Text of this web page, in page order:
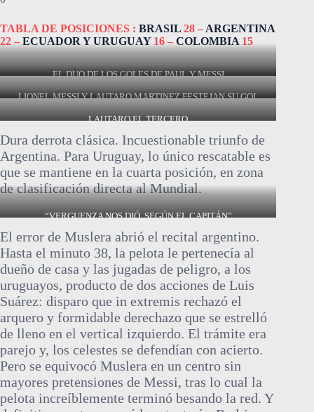
TABLA DE POSICIONES : BRASIL 28 – ARGENTINA
22 – ECUADOR Y URUGUAY16 – COLOMBIA 15
EL DUO DE LOS GOLES DE PAUL Y MESSI
LIONEL MESSI Y LAUTARO MARTINEZ FESTEJAN SU GOL
LAUTARO EL TERCERO
Dura derrota clásica. Incuestionable triunfo de
Argentina. Para Uruguay, lo único rescatable es
que se mantiene en la cuarta posición, en zona
de clasificación directa al Mundial.
“VERGUENZA NOS DIÓ, SEGÚN EL CAPITÁN”
El error de Muslera abrió el recital argentino.
Hasta el minuto 38, la pelota le pertenecía al
dueño de casa y las jugadas de peligro, a los
uruguayos, producto de dos acciones de Luis
Suárez: disparo que in extremis rechazó el
arquero y formidable derechazo que se estrelló
de lleno en el vertical izquierdo. El trámite era
parejo y, los celestes se defendían con acierto.
Pero se equivocó Muslera en un centro sin
mayores pretensiones de Messi, tras lo cual la
pelota increíblemente terminó besando la red. Y